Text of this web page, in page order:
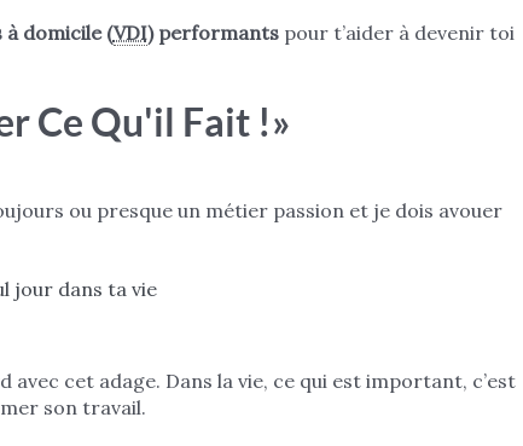
à domicile (VDI) performantspour t’aider à devenir toi
Ce Qu'il Fait !»
ou presque un métier passion et je dois avouer
jour dans ta vie
cet adage. Dans la vie, ce qui est important, c’est
son travail.